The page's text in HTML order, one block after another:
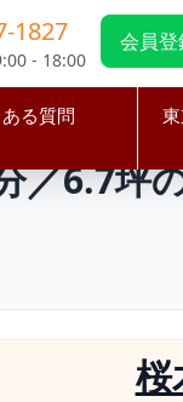
1827
- 18:00
会員登
る質問
エリア徒歩1分／
／6.7坪
桜